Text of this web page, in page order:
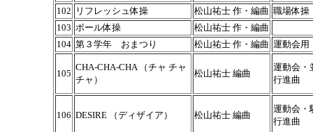
102
リフレッシュ体操 松山祐士 作・編曲 職場体操
103 ボール体操
松山祐士 作・編曲
104 第３学年 おまつり 松山祐士 作・編曲 運動会用
105
CHA‐CHA‐CHA （チャ チャ
チャ）
松山祐士 編曲
運動会・
行進曲
106 DESIRE （ディザイア） 松山祐士 編曲
運動会・
行進曲